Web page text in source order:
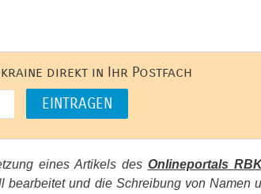
direkt in Ihr Postfach
eines Artikels des Onlineportals
bearbeitet und die Schreibung von Namen